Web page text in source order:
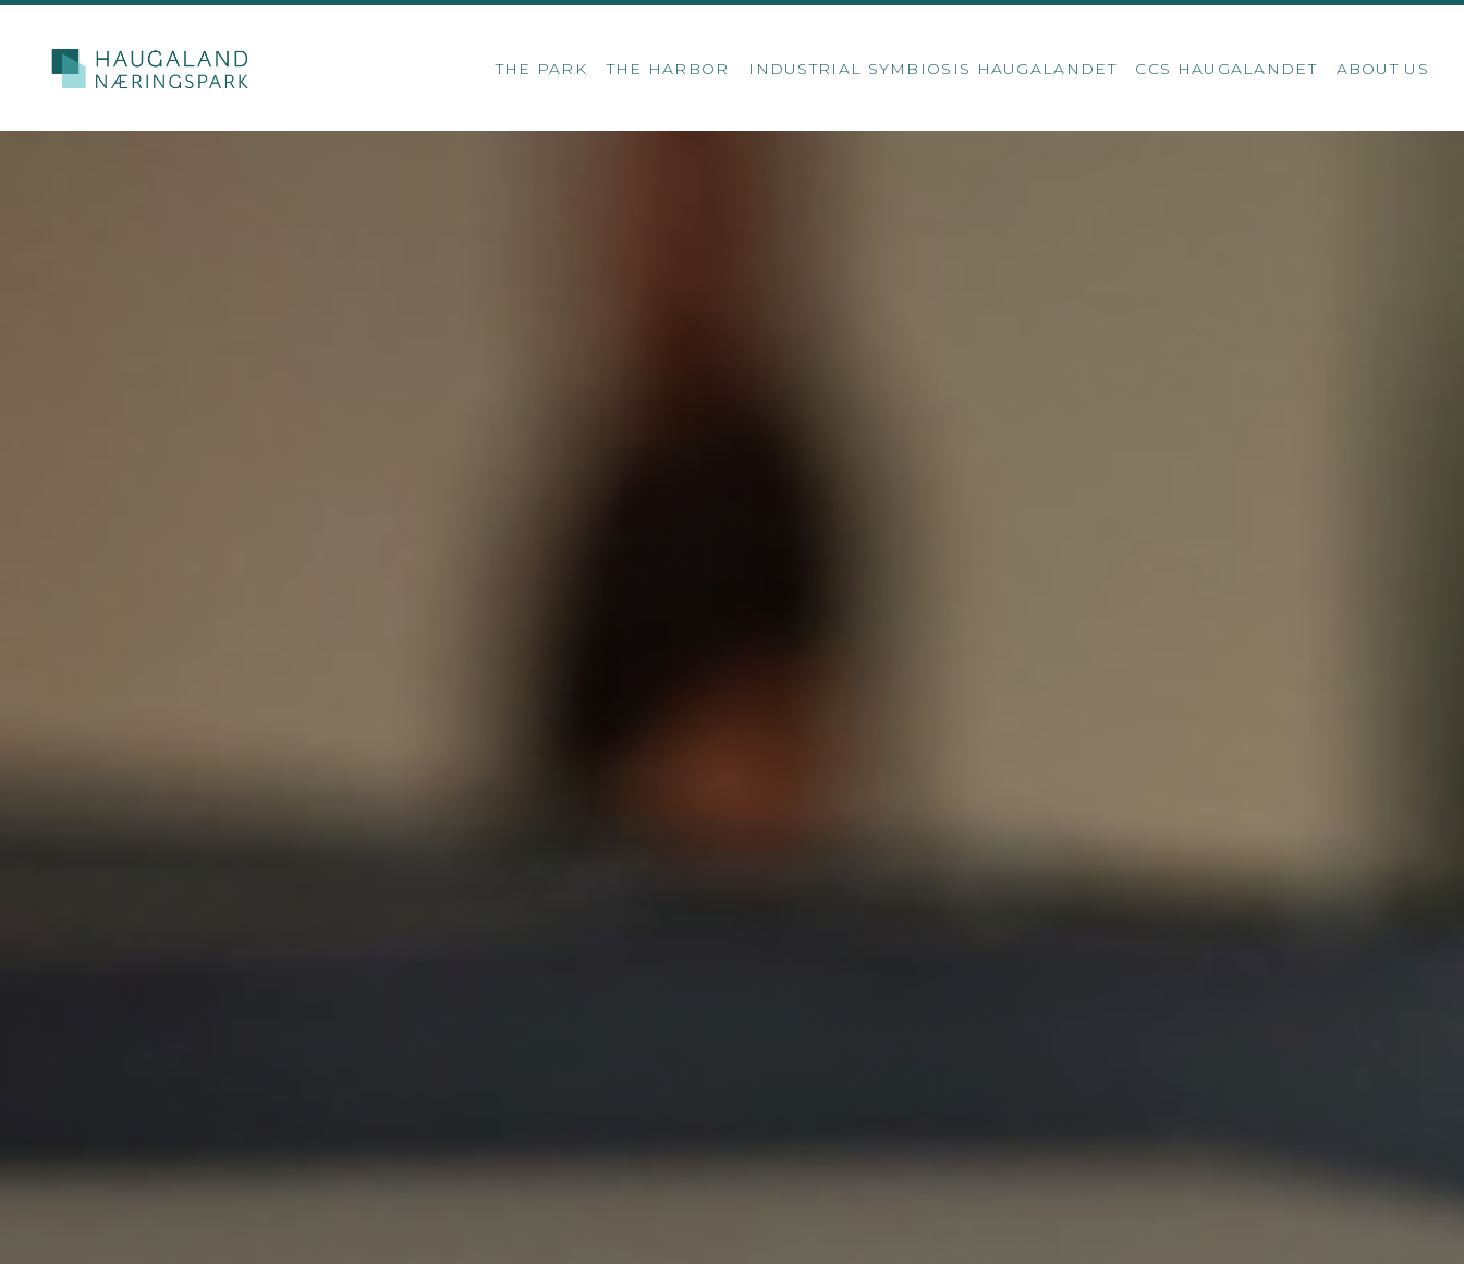
THE PARK THE HARBOR INDUSTRIAL SYMBIOSIS HAUGALANDET CCS HAUGALANDET ABOUT US